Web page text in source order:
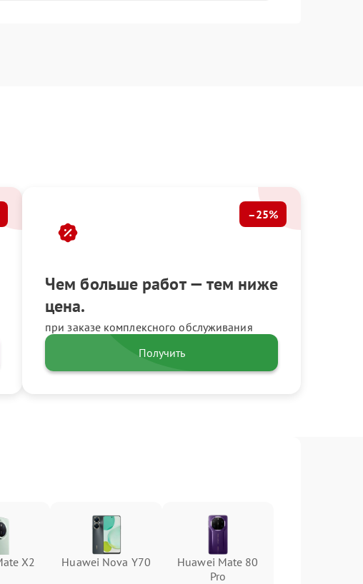
Чем больше работ — тем ниже
цена.
при заказе комплексного обслуживания
–25%
Получить
X2 Huawei Nova Y70
Huawei Mate 80
Pro